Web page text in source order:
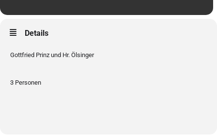
Details
Gottfried Prinz und Hr. Ölsinger
3 Personen